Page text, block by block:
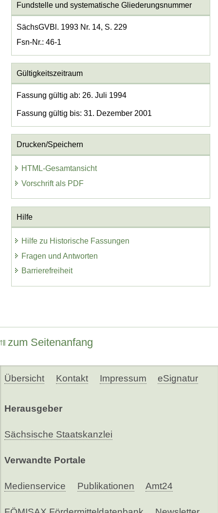
Fundstelle und systematische Gliederungsnummer
SächsGVBl. 1993 Nr. 14, S. 229
Fsn-Nr.: 46-1
Gültigkeitszeitraum
Fassung gültig ab: 26. Juli 1994
Fassung gültig bis: 31. Dezember 2001
Drucken/Speichern
HTML-Gesamtansicht
Vorschrift als PDF
Hilfe
Hilfe zu Historische Fassungen
Fragen und Antworten
Barrierefreiheit
zum Seitenanfang
Übersicht Kontakt Impressum eSignatur
Herausgeber
Sächsische Staatskanzlei
Verwandte Portale
Medienservice Publikationen Amt24